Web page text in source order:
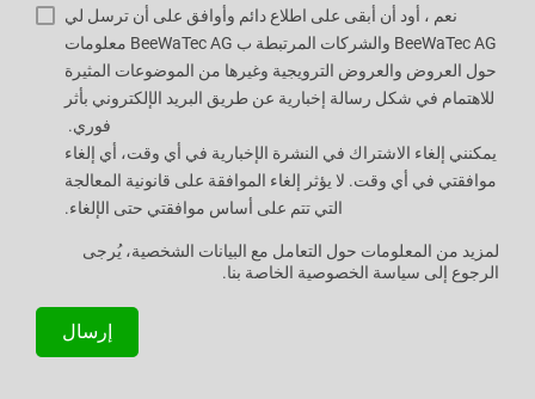
نعم ، أود أن أبقى على اطلاع دائم وأوافق على أن ترسل لي
BeeWaTec AG والشركات المرتبطة ب BeeWaTec AG معلومات
حول العروض والعروض الترويجية وغيرها من الموضوعات المثيرة
للاهتمام في شكل رسالة إخبارية عن طريق البريد الإلكتروني بأثر
فوري.
يمكنني إلغاء الاشتراك في النشرة الإخبارية في أي وقت، أي إلغاء
موافقتي في أي وقت. لا يؤثر إلغاء الموافقة على قانونية المعالجة
التي تتم على أساس موافقتي حتى الإلغاء.
لمزيد من المعلومات حول التعامل مع البيانات الشخصية، يُرجى
الرجوع إلى سياسة الخصوصية الخاصة بنا.